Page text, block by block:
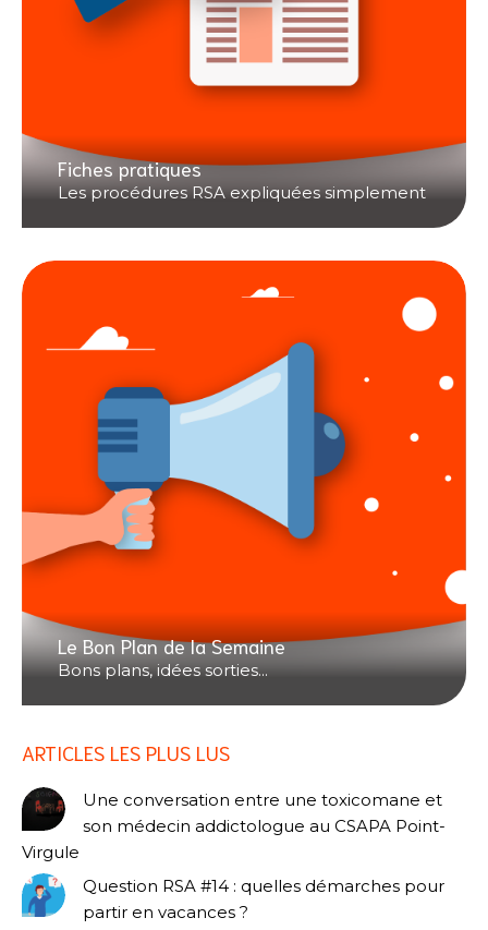
Fiches pratiques
Les procédures RSA expliquées simplement
Le Bon Plan de la Semaine
Bons plans, idées sorties...
ARTICLES LES PLUS LUS
Une conversation entre une toxicomane et
son médecin addictologue au CSAPA Point-
Virgule
Question RSA #14 : quelles démarches pour
partir en vacances ?